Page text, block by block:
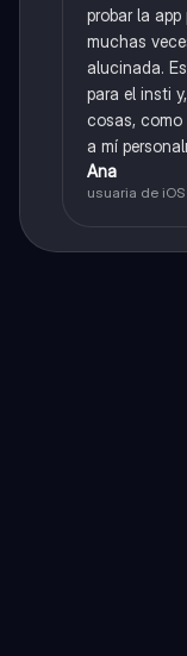
probar la
muchas
alucinada.
para el insti
cosas,
a mí
Ana
usuaria de iOS